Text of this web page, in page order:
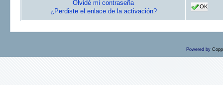
Olvidé mi contraseña
¿Perdiste el enlace de la activación?
OK
Powered by